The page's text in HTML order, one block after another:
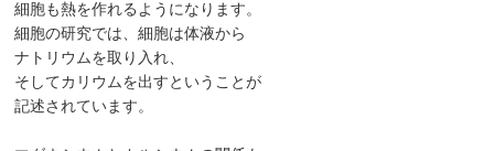
細胞も熱を作れるようになります。
細胞の研究では、細胞は体液から
ナトリウムを取り入れ、
そしてカリウムを出すということが
記述されています。